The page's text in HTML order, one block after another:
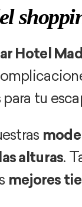
Hotel
tu
alturas.
mejores